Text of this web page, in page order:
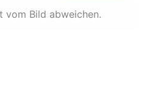
vom Bild abweichen.